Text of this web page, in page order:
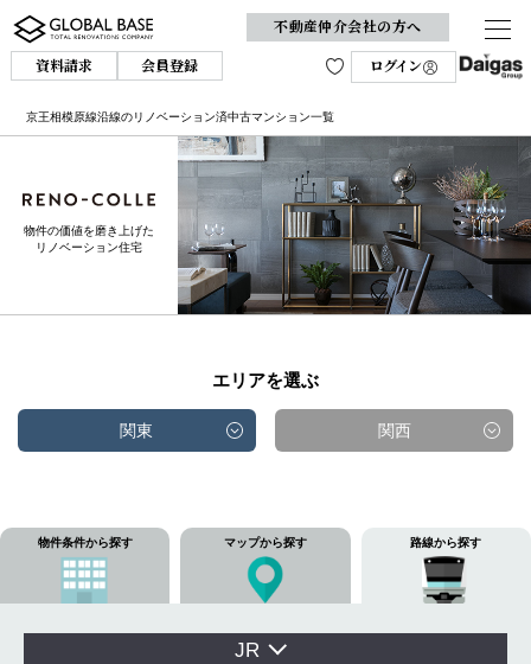
不動産仲介会社の方へ
資料請求
会員登録 ログイン
京王相模原線沿線のリノベーション済中古マンション一覧
物件の価値を磨き上げた
リノベーション住宅
エリアを選ぶ
関東 関西
物件条件から探す マップから探す 路線から探す
JR